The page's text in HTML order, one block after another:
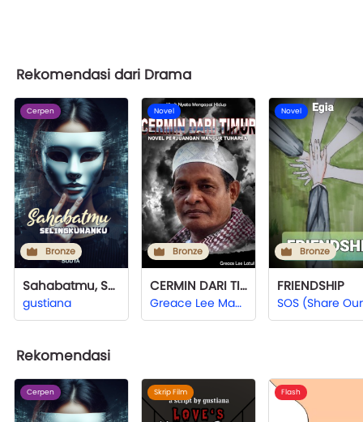
Rekomendasi dari Drama
Cerpen
Bronze
Sahabatmu, Selingkuhanku
gustiana
Novel
Bronze
CERMIN DARI TIMUR
Greace Lee Mayer Ectas Latul
Novel
Bronze
FRIENDSHIP
Rekomendasi
Cerpen Skrip Film Flash